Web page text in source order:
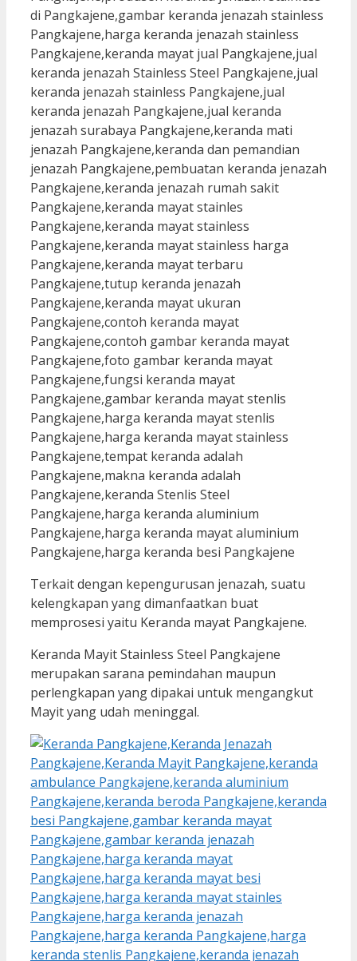
Terkait dengan kepengurusan jenazah, suatu
kelengkapan yang dimanfaatkan buat
memprosesi yaitu Keranda mayat Pangkajene.
Keranda Mayit Stainless Steel Pangkajene
merupakan sarana pemindahan maupun
perlengkapan yang dipakai untuk mengangkut
Mayit yang udah meninggal.